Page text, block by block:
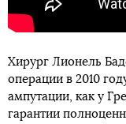
Хирург Лионель
операции в 2010
ампутации, как у
гарантии